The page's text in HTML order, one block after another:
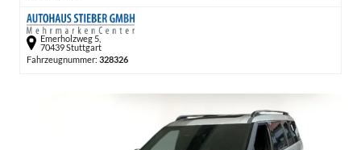
Emerholzweg 5,
70439 Stuttgart
Fahrzeugnummer: 328326